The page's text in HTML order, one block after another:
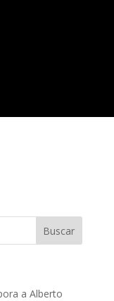
a Alberto